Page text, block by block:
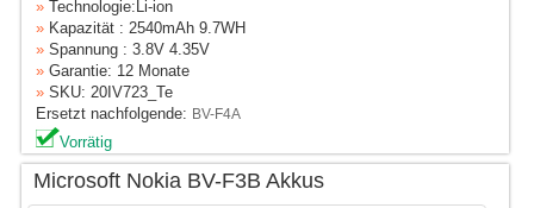
» Technologie:Li-ion
» Kapazität : 2540mAh 9.7WH
» Spannung : 3.8V 4.35V
» Garantie: 12 Monate
» SKU: 20IV723_Te
Ersetzt nachfolgende: BV-F4A
Vorrätig
Microsoft Nokia BV-F3B Akkus